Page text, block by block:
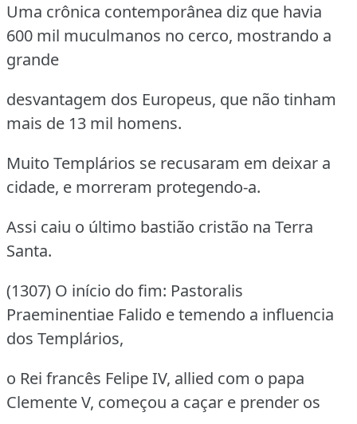
Uma crônica contemporânea diz que havia
600 mil muculmanos no cerco, mostrando a
grande
desvantagem dos Europeus, que não tinham
mais de 13 mil homens.
Muito Templários se recusaram em deixar a
cidade, e morreram protegendo-a.
Assi caiu o último bastião cristão na Terra
Santa.
(1307) O início do fim: Pastoralis
Praeminentiae Falido e temendo a influencia
dos Templários,
o Rei francês Felipe IV, allied com o papa
Clemente V, começou a caçar e prender os